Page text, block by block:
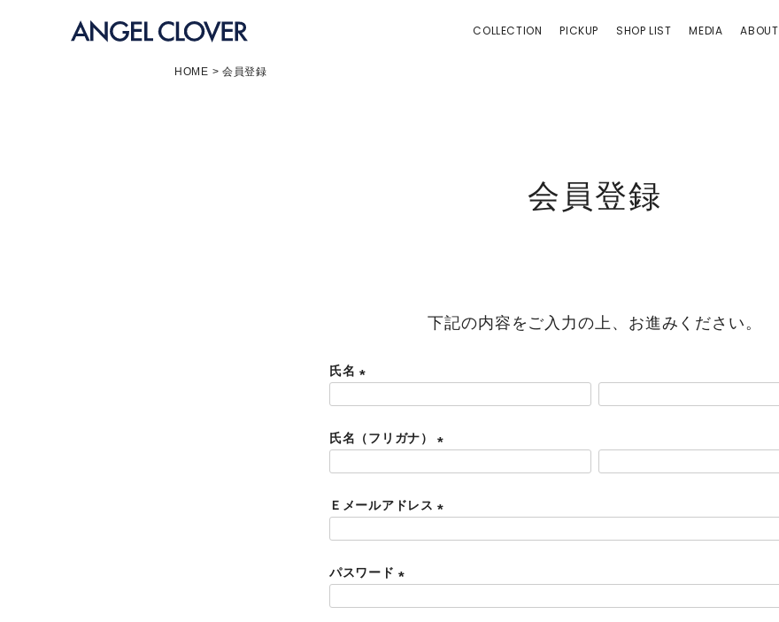
エンジェルクローバー | ANGEL CLOVER
COLLECTION PICKUP SHOP LIST MEDIA ABOUT
HOME 会員登録
会員登録
下記の内容をご入力の上、お進みください。
氏名
須
氏名（フリガナ）
須
Ｅメールアドレス
パスワード